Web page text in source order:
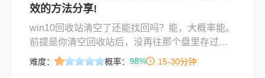
效的方法分享!
win10回收站清空了还能找回吗？能，大概率能。
前提是你清空回收站后，没再往那个盘里存过新
东西。因为Windows删除文件只是把磁盘上的空
难度： 概率： 98% 15-30分钟